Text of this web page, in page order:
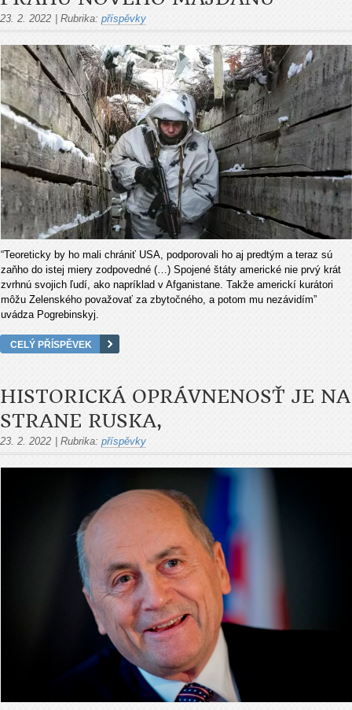
23. 2. 2022 Rubrika: příspěvky
“Teoreticky by ho mali chrániť USA, podporovali ho aj predtým a teraz sú
zaňho do istej miery zodpovedné (…) Spojené štáty americké nie prvý krát
zvrhnú svojich ľudí, ako napríklad v Afganistane. Takže americkí kurátori
môžu Zelenského považovať za zbytočného, ​​a potom mu nezávidím”
uvádza Pogrebinskyj.
CELÝ PŘÍSPĚVEK
HISTORICKÁ OPRÁVNENOSŤ JE NA
STRANE RUSKA,
23. 2. 2022 Rubrika: příspěvky